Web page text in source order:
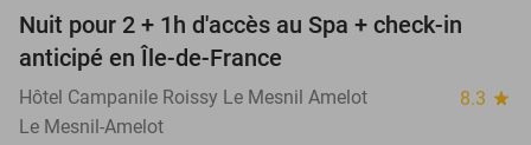
42%
Nuit pour 2 + 1h d'accès au Spa + check-in
anticipé en Île-de-France
Hôtel Campanile Roissy Le Mesnil Amelot 8.3 star
Le Mesnil-Amelot